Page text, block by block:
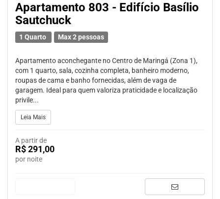
Apartamento 803 - Edifício Basílio
Sautchuck
1 Quarto Max 2 pessoas
Apartamento aconchegante no Centro de Maringá (Zona 1),
com 1 quarto, sala, cozinha completa, banheiro moderno,
roupas de cama e banho fornecidas, além de vaga de
garagem. Ideal para quem valoriza praticidade e localização
privile...
Leia Mais
A partir de
R$ 291,00
por noite